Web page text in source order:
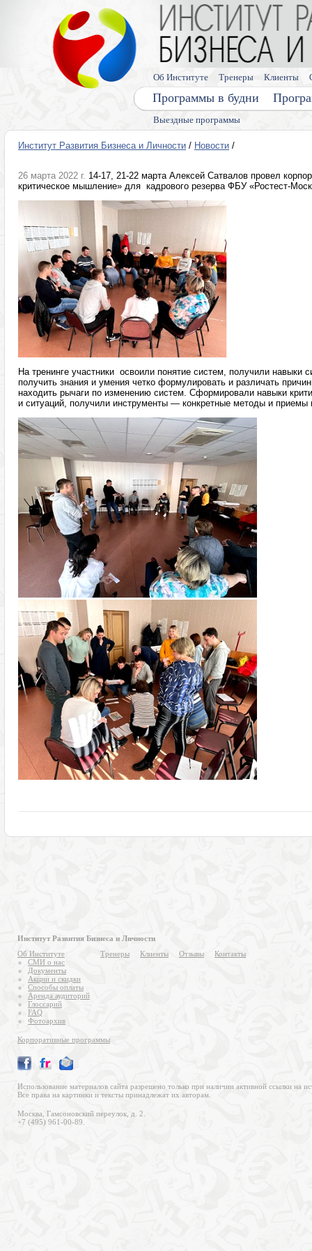
Выездные программы
Программы в будни
Об Институте Тренеры Клиенты
Институт Развития Бизнеса и Личности / Новости /
26 марта 2022 г. 14-17, 21-22 марта Алексей Сатвалов провел
критическое мышление» для кадрового резерва ФБУ «Ростест-
На тренинге участники освоили понятие систем, получили навыки
получить знания и умения четко формулировать и различать
находить рычаги по изменению систем. Сформировали навыки
и ситуаций, получили инструменты — конкретные методы и
Институт Развития Бизнеса и Личности
Об Институте
СМИ о нас
Документы
Акции и скидки
Способы оплаты
Аренда аудиторий
Глоссарий
FAQ
Фотоархив
Тренеры Клиенты Отзывы Контакты
Корпоративные программы
Использование материалов сайта разрешено только при наличии активной ссылки на
Все права на картинки и тексты принадлежат их авторам.
Москва, Гамсоновский переулок, д. 2.
+7 (495) 961-00-89.